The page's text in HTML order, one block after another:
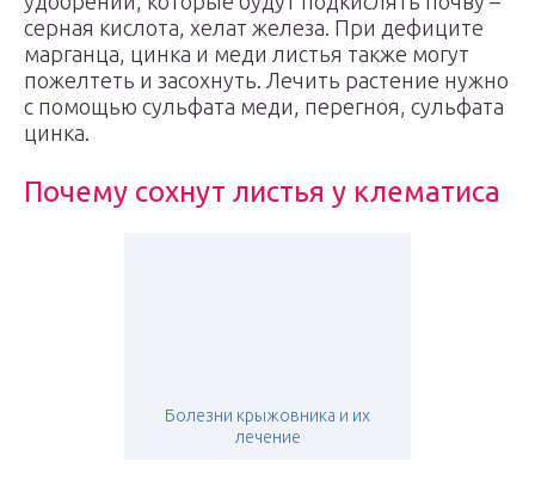
серная кислота, хелат железа. При дефиците
марганца, цинка и меди листья также могут
пожелтеть и засохнуть. Лечить растение нужно
с помощью сульфата меди, перегноя, сульфата
цинка.
Почему сохнут листья у клематиса
Болезни крыжовника и их
лечение